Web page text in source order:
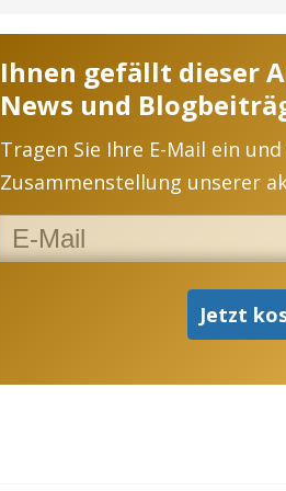
Ihnen gefällt dieser
News und
Tragen Sie Ihre E-Mail ein
Zusammenstellung unserer